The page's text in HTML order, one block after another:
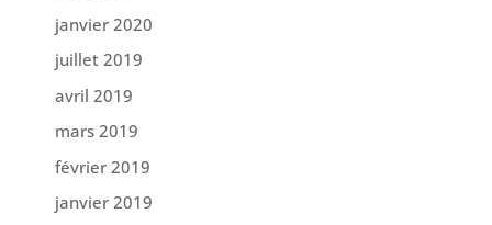
janvier 2020
juillet 2019
avril 2019
mars 2019
février 2019
janvier 2019